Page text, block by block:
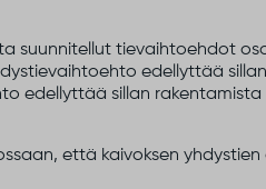
suunnitellut tievaihtoehdot
edellyttää
edellyttää sillan
että kaivoksen